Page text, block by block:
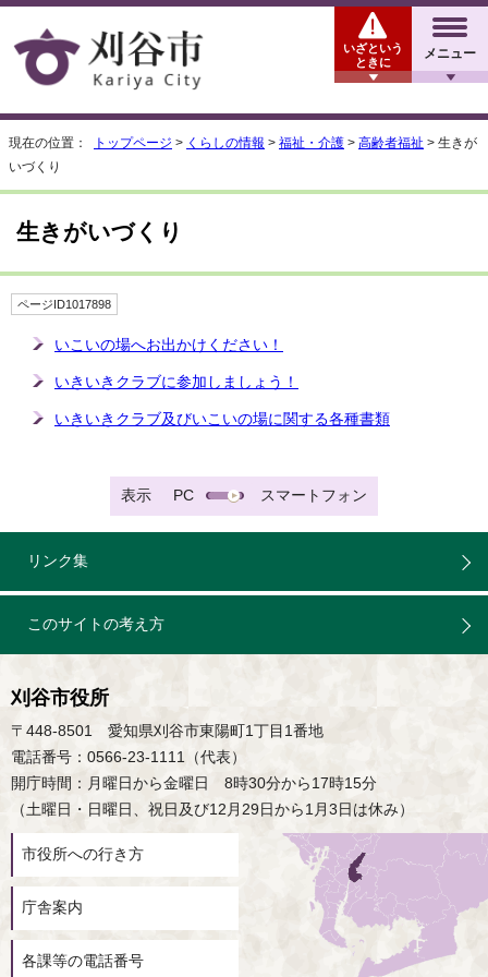
メニュー
いざという
ときに
現在の位置： トップページ > くらしの情報 > 福祉・介護 > 高齢者福祉 > 生きが
いづくり
生きがいづくり
ページID1017898
いこいの場へお出かけください！
いきいきクラブに参加しましょう！
いきいきクラブ及びいこいの場に関する各種書類
表示 PC スマートフォン
リンク集
このサイトの考え方
刈谷市役所
〒448-8501 愛知県刈谷市東陽町1丁目1番地
電話番号：0566-23-1111（代表）
開庁時間：月曜日から金曜日 8時30分から17時15分
（土曜日・日曜日、祝日及び12月29日から1月3日は休み）
市役所への行き方
庁舎案内
各課等の電話番号